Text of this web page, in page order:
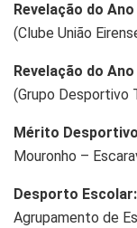
Revelação do
(Clube União
Revelação do
(Grupo Desportivo
Mérito
Mouronho –
Desporto Escolar:
Agrupamento de